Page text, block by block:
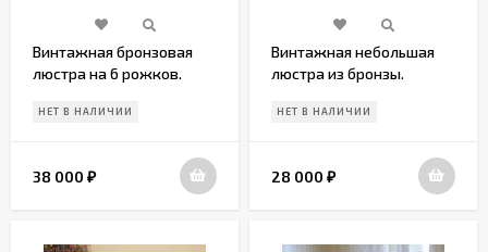
Винтажная бронзовая
люстра на 6 рожков.
НЕТ В НАЛИЧИИ
38 000 ₽
Винтажная небольшая
люстра из бронзы.
НЕТ В НАЛИЧИИ
28 000 ₽